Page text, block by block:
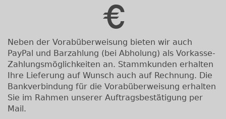
Neben der Vorabüberweisung bieten wir auch
PayPal und Barzahlung (bei Abholung) als Vorkasse-
Zahlungsmöglichkeiten an. Stammkunden erhalten
Ihre Lieferung auf Wunsch auch auf Rechnung. Die
Bankverbindung für die Vorabüberweisung erhalten
Sie im Rahmen unserer Auftragsbestätigung per
Mail.